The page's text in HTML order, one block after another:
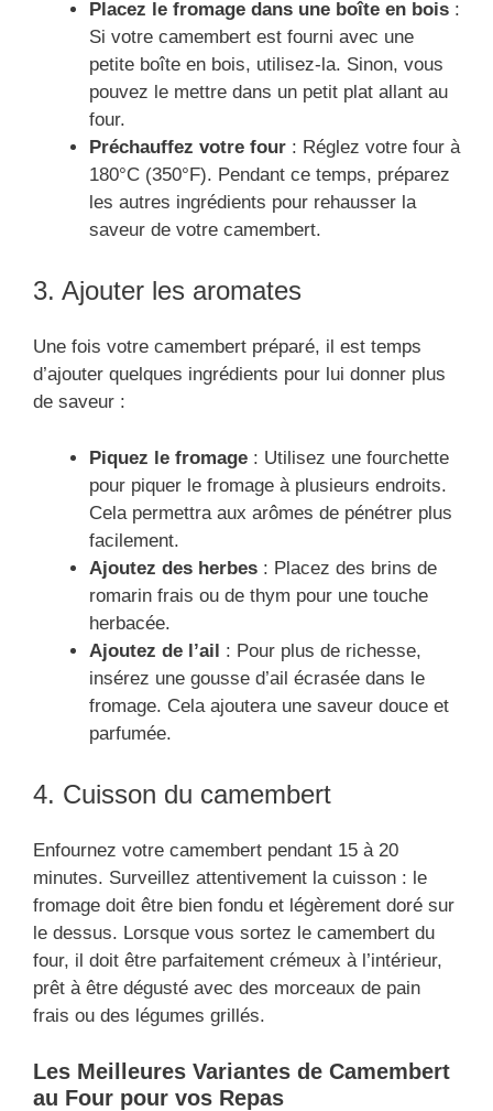
Placez le fromage dans une boîte en bois :
Si votre camembert est fourni avec une
petite boîte en bois, utilisez-la. Sinon, vous
pouvez le mettre dans un petit plat allant au
four.
Préchauffez votre four : Réglez votre four à
180°C (350°F). Pendant ce temps, préparez
les autres ingrédients pour rehausser la
saveur de votre camembert.
3. Ajouter les aromates
Une fois votre camembert préparé, il est temps
d’ajouter quelques ingrédients pour lui donner plus
de saveur :
Piquez le fromage : Utilisez une fourchette
pour piquer le fromage à plusieurs endroits.
Cela permettra aux arômes de pénétrer plus
facilement.
Ajoutez des herbes : Placez des brins de
romarin frais ou de thym pour une touche
herbacée.
Ajoutez de l’ail : Pour plus de richesse,
insérez une gousse d’ail écrasée dans le
fromage. Cela ajoutera une saveur douce et
parfumée.
4. Cuisson du camembert
Enfournez votre camembert pendant 15 à 20
minutes. Surveillez attentivement la cuisson : le
fromage doit être bien fondu et légèrement doré sur
le dessus. Lorsque vous sortez le camembert du
four, il doit être parfaitement crémeux à l’intérieur,
prêt à être dégusté avec des morceaux de pain
frais ou des légumes grillés.
Les Meilleures Variantes de Camembert
au Four pour vos Repas